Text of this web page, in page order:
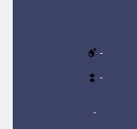
-
-
-